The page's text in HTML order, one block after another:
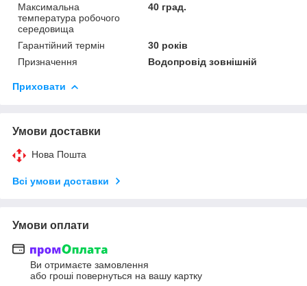
Максимальна
температура робочого
середовища
40 град.
Гарантійний термін
30 років
Призначення
Водопровід зовнішній
Приховати
Умови доставки
Нова Пошта
Всі умови доставки
Умови оплати
Ви отримаєте замовлення
або гроші повернуться на вашу картку